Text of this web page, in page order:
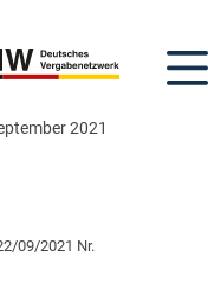
2021
09/2021 Nr.